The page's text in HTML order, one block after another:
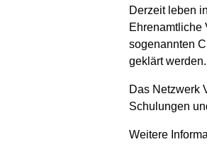
Derzeit leben
Ehrenamtliche
sogenannten
geklärt
Das Netzwerk
Schulungen
Weitere